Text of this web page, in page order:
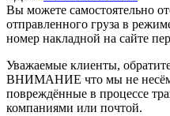
Вы можете самостоятельно
отправленного груза в
номер накладной на сайте
Уважаемые клиенты,
ВНИМАНИЕ что мы не несём
повреждённые в процессе
компаниями или почтой.